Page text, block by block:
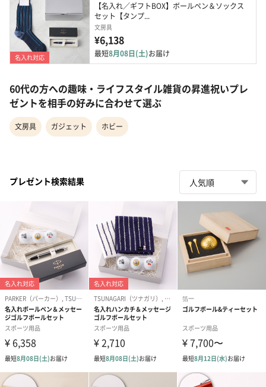
名入れ対応
【名入れ／ギフトBOX】ボールペン＆ソックス
セット【タンプ...
文房具
¥6,138
最短8月08日(土)お届け
60代の方への趣味・ライフスタイル雑貨の昇進祝いプレ
ゼントを相手の好みに合わせて選ぶ
文房具 ガジェット ホビー
プレゼント検索結果